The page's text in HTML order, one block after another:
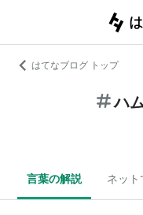
はてなブログ トップ
ハ
言葉の解説 ネット